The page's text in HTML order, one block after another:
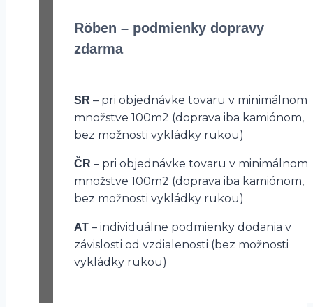
Röben – podmienky dopravy
zdarma
SR – pri objednávke tovaru v minimálnom
množstve 100m2 (doprava iba kamiónom,
bez možnosti vykládky rukou)
ČR – pri objednávke tovaru v minimálnom
množstve 100m2 (doprava iba kamiónom,
bez možnosti vykládky rukou)
AT – individuálne podmienky dodania v
závislosti od vzdialenosti (bez možnosti
vykládky rukou)